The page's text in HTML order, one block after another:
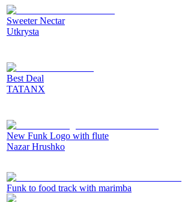
Sweeter Nectar
Utkrysta
Best Deal
TATANX
New Funk Logo with flute
Nazar Hrushko
Funk to food track with marimba